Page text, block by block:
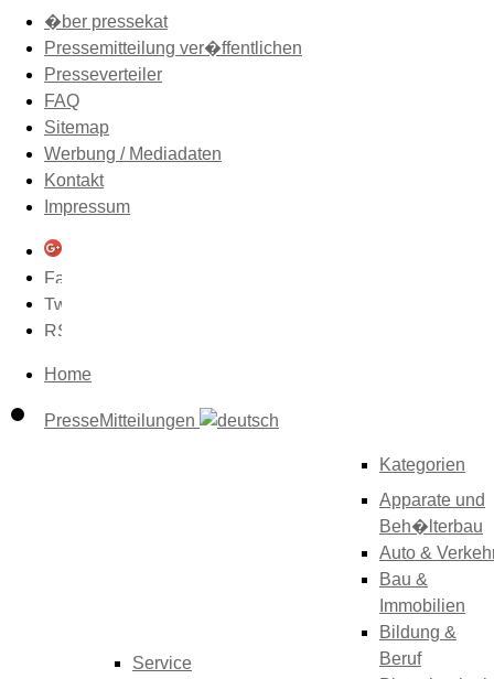
�ber pressekat
Pressemitteilung ver�ffentlichen
Presseverteiler
FAQ
Sitemap
Werbung / Mediadaten
Kontakt
Impressum
Home
PresseMitteilungen
Service
Kategorien
Apparate und
Beh�lterbau
Auto &
Bau &
Immobilien
Bildung &
Beruf